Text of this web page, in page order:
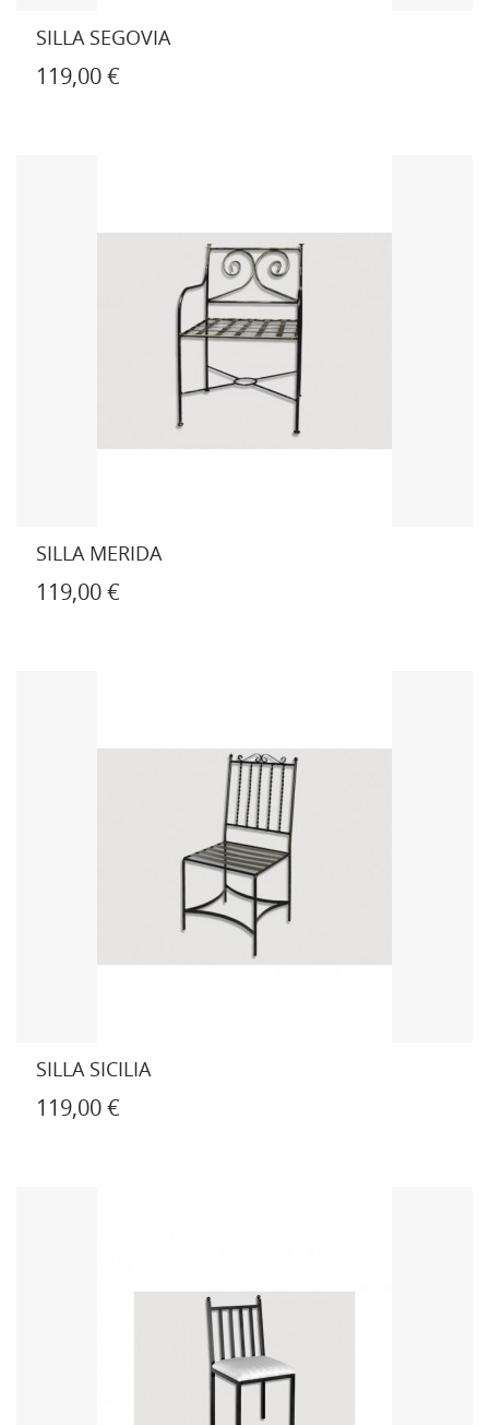
SILLA SEGOVIA
119,00 €
SILLA MERIDA
119,00 €
SILLA SICILIA
119,00 €